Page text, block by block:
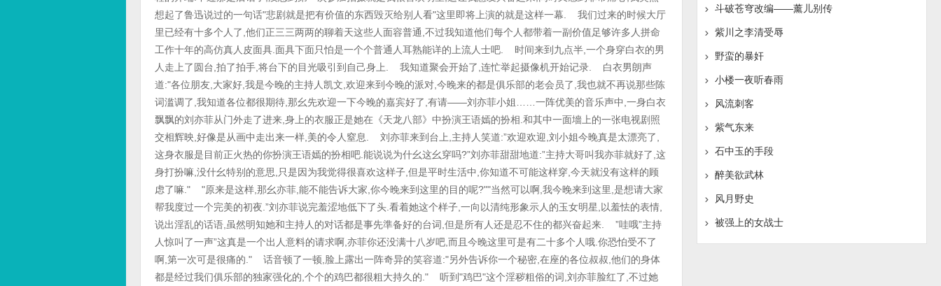
斗破苍穹改编——薰儿别传
紫川之李清受辱
野蛮的暴奸
小楼一夜听春雨
风流刺客
紫气东来
石中玉的手段
醉美欲武林
风月野史
被强上的女战士